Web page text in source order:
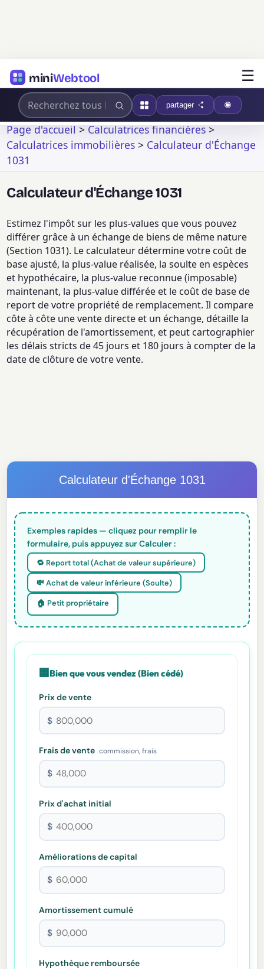
miniWebtool ☰
partager
Page d'accueil>Calculatrices financières>
Calculatrices immobilières > Calculateur d'Échange
1031
Calculateur d'Échange 1031
Estimez l'impôt sur les plus-values que vous pouvez
différer grâce à un échange de biens de même nature
(Section 1031). Le calculateur détermine votre coût de
base ajusté, la plus-value réalisée, la soulte en espèces
et hypothécaire, la plus-value reconnue (imposable)
maintenant, la plus-value différée et le coût de base de
report de votre propriété de remplacement. Il compare
côte à côte une vente directe et un échange, détaille la
récupération de l'amortissement, et peut cartographier
les délais stricts de 45 jours et 180 jours à compter de la
date de clôture de votre vente.
Calculateur d'Échange 1031
Exemples rapides — cliquez pour remplir le
formulaire, puis appuyez sur Calculer :
🔁 Report total (Achat de valeur supérieure)
💸 Achat de valeur inférieure (Soulte)
🏠 Petit propriétaire
🏢 Bien que vous vendez (Bien cédé)
Prix de vente
$
Frais de vente commission, frais
$
Prix d'achat initial
$
Améliorations de capital
$
Amortissement cumulé
$
Hypothèque remboursée